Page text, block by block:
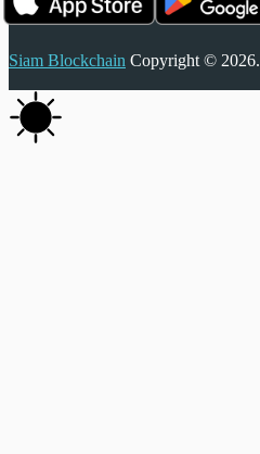
Siam Blockchain Copyright © 2026.